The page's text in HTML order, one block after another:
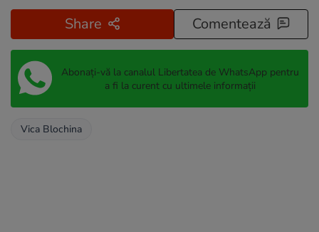
Share Comentează
Abonați-vă la canalul Libertatea de WhatsApp pentru
a fi la curent cu ultimele informații
Vica Blochina